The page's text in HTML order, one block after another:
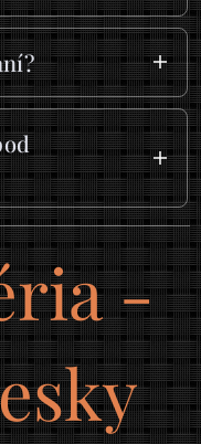
0/2
8/16
zlepšuje
-